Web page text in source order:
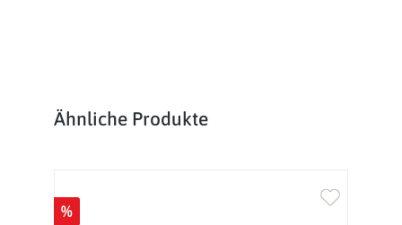
Produktgalerie überspringen
Ähnliche Produkte
%